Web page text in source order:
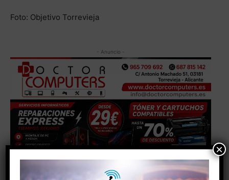
Foto: Objetivo Torrevieja
- Anuncio -
×